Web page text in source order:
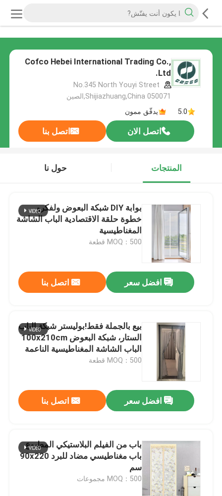
Cofco Hebei International Trading Co.,
Ltd.
No.345 North Youyi Street
Shijiazhuang,China 050071,الصين
5.0
يدقّق ممون
اتصل الان اتصل بنا
المنتجات حول نا
بوابة DIY شبكة البعوض ولفكرو
خطوة حلقة الاقتصادية الباب الشاشة
المغناطيسية
MOQ：500 قطعة
افضل سعر اتصل بنا
بيع بالجملة فقط!بوليستر شبكة الباب
الستار، شبكة البعوض 100x210cm
الباب الشاشة المغناطيسية الناعمة
شبكة الباب
MOQ：500 قطعة
افضل سعر اتصل بنا
باب من الفيلم البلاستيكي المطبوع
باب مغناطيسي مضاد للبرد 90x220
سم
MOQ：500 مجموعات